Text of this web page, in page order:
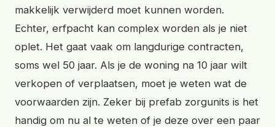
makkelijk verwijderd moet kunnen worden.
Echter, erfpacht kan complex worden als je niet
oplet. Het gaat vaak om langdurige contracten,
soms wel 50 jaar. Als je de woning na 10 jaar wilt
verkopen of verplaatsen, moet je weten wat de
voorwaarden zijn. Zeker bij prefab zorgunits is het
handig om nu al te weten of je deze over een paar